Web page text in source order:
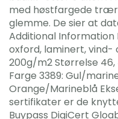
med høstfargede trær
glemme. De sier at
Additional Information
oxford, laminert, vind-
200g/m2 Størrelse 46,
Farge 3389: Gul/
Orange/Marineblå
sertifikater er de
Buypass DigiCert